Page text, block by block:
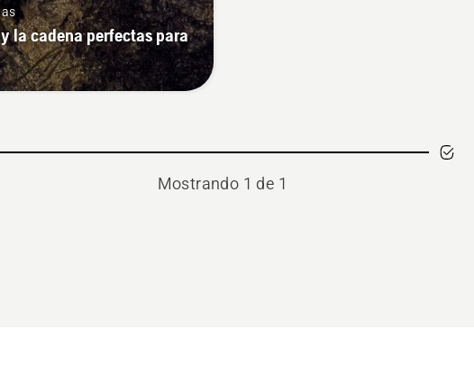
la cadena perfectas para
Mostrando 1 de 1